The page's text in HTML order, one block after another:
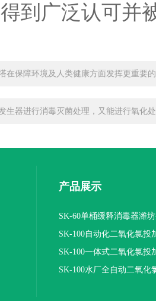
到广泛认可并
在保障环境及人类健康方面发挥更重要
生器进行消毒灭菌处理，又能进行氧化
产品展示
SK-60单桶缓释消毒器潍
SK-100自动化二氧化氯投
装置
SK-100一体式二氧化氯投
报价
SK-100水厂全自动二氧化